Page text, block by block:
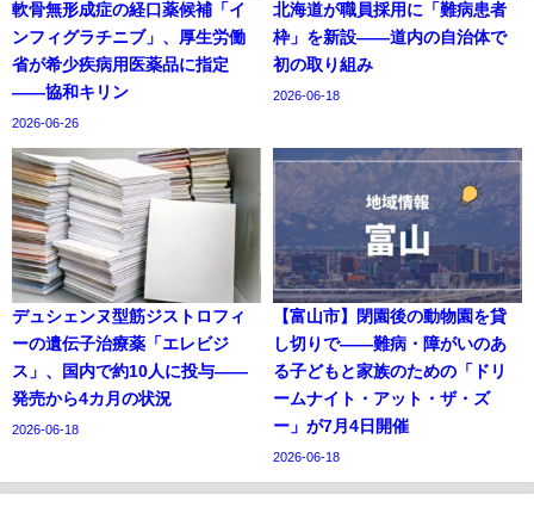
軟骨無形成症の経口薬候補「イ
ンフィグラチニブ」、厚生労働
省が希少疾病用医薬品に指定
——協和キリン
2026-06-26
北海道が職員採用に「難病患者
枠」を新設——道内の自治体で
初の取り組み
2026-06-18
デュシェンヌ型筋ジストロフィ
ーの遺伝子治療薬「エレビジ
ス」、国内で約10人に投与——
発売から4カ月の状況
2026-06-18
【富山市】閉園後の動物園を貸
し切りで——難病・障がいのあ
る子どもと家族のための「ドリ
ームナイト・アット・ザ・ズ
ー」が7月4日開催
2026-06-18